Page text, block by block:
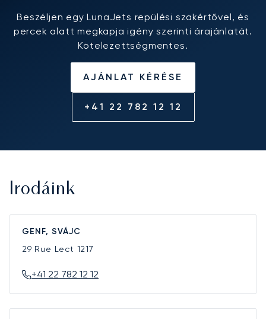
Beszéljen egy LunaJets repülési szakértővel, és
percek alatt megkapja igény szerinti árajánlatát.
Kötelezettségmentes.
AJÁNLAT KÉRÉSE
+41 22 782 12 12
Irodáink
GENF, SVÁJC
29 Rue Lect 1217
+41 22 782 12 12